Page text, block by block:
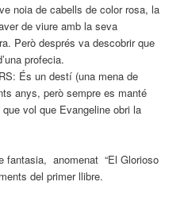
noia de cabells de color rosa, la
de viure amb la seva
Però després va descobrir que
profecia.
És un destí (una mena de
anys, però sempre es manté
vol que Evangeline obri la
fantasia, anomenat “El Glorioso
del primer llibre.